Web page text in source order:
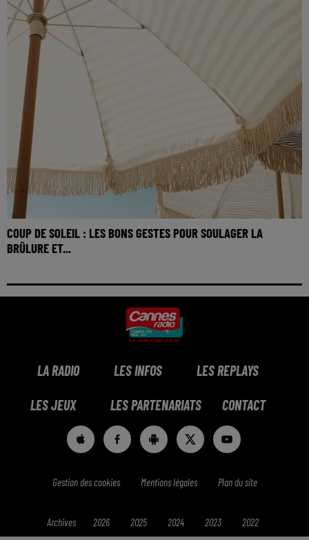
COUP DE SOLEIL : LES BONS GESTES POUR SOULAGER LA
BRÛLURE ET...
LA RADIO LES INFOS LES REPLAYS
LES JEUX LES PARTENARIATS CONTACT
Gestion des cookies Mentions légales Plan du site
Archives 2026 2025 2024 2023 2022